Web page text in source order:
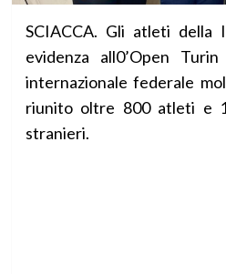
SCIACCA. Gli atleti della
evidenza all0’Open
internazionale federale
riunito oltre 800 atleti e
stranieri.